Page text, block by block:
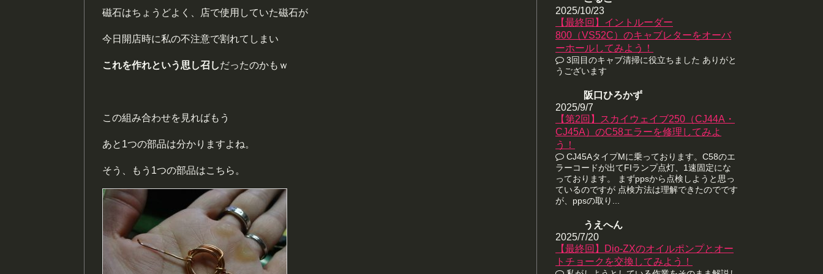
磁石はちょうどよく、店で使用していた磁石が
今日開店時に私の不注意で割れてしまい
これを作れという思し召しだったのかもｗ
この組み合わせを見ればもう
あと1つの部品は分かりますよね。
そう、もう1つの部品はこちら。
2025/10/23
【最終回】イントルーダー
800（VS52C）のキャブレターをオーバ
ーホールしてみよう！
3回目のキャブ清掃に役立ちました ありがと
うございます
阪口ひろかず
2025/9/7
【第2回】スカイウェイブ250（CJ44A・
CJ45A）のC58エラーを修理してみよ
う！
CJ45AタイプMに乗っております。C58のエ
ラーコードが出てFIランプ点灯、1速固定にな
っております。 まずppsから点検しようと思っ
ているのですが 点検方法は理解できたのでです
が、ppsの取り...
うえへん
2025/7/20
【最終回】Dio-ZXのオイルポンプとオー
トチョークを交換してみよう！